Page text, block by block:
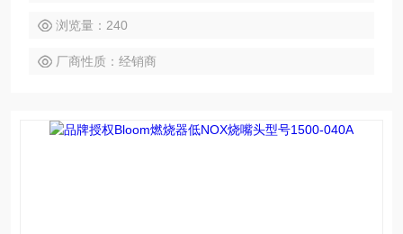
浏览量：240
厂商性质：经销商